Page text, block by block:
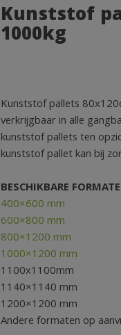
Kunststof
1000kg
Kunststof pallets
verkrijgbaar in alle
kunststof pallets ten
kunststof pallet kan bij
BESCHIKBARE
400×600 mm
600×800 mm
800×1200 mm
1000×1200 mm
1100x1100mm
1140×1140 mm
1200×1200 mm
Andere formaten op